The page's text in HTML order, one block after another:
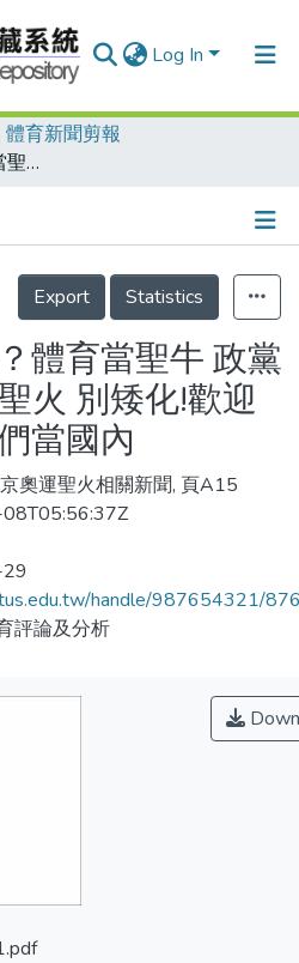
Log In
體育新聞剪報
拒聖火 為選舉？體育當聖牛 政黨輪替迎奧運/迎聖火 別矮化!歡迎來台灣 別把我們當國內
Details
Export
Statistics
體育當聖牛 政黨
火 別矮化!歡迎
當國內
奧運聖火相關新聞, 頁A15
handle/987654321/
評論及分析